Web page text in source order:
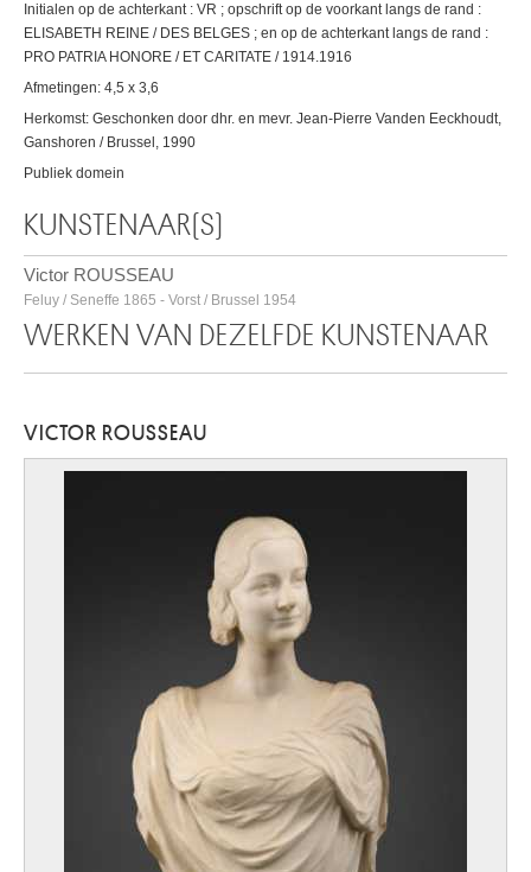
Initialen op de achterkant : VR ; opschrift op de voorkant langs de rand :
ELISABETH REINE / DES BELGES ; en op de achterkant langs de rand :
PRO PATRIA HONORE / ET CARITATE / 1914.1916
Afmetingen: 4,5 x 3,6
Herkomst: Geschonken door dhr. en mevr. Jean-Pierre Vanden Eeckhoudt,
Ganshoren / Brussel, 1990
Publiek domein
KUNSTENAAR(S)
Victor ROUSSEAU
Feluy / Seneffe 1865 - Vorst / Brussel 1954
WERKEN VAN DEZELFDE KUNSTENAAR
VICTOR ROUSSEAU